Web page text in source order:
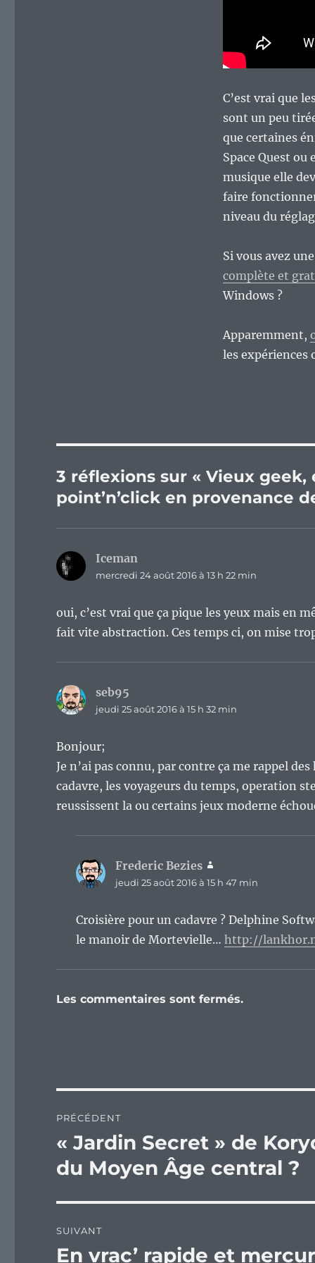
C’est vrai que
sont un peu
que certaines
Space Quest
musique elle
faire
niveau du
Si vous avez
complète et
Windows ?
Apparemment,
les expériences
3 réflexions sur « Vieux
point’n’click en provenance
Iceman
mercredi 24 août 2016 à 13 h 22 min
oui, c’est vrai que ça pique les yeux mais en
fait vite abstraction. Ces temps ci, on mise
seb95
jeudi 25 août 2016 à 15 h 32 min
Bonjour;
Je n’ai pas connu, par contre ça me rappel
cadavre, les voyageurs du temps, operation
reussissent la ou certains jeux moderne
Frederic Bezies
jeudi 25 août 2016 à 15 h 47 min
Croisière pour un cadavre ? Delphine
le manoir de Mortevielle…http://
Les commentaires sont fermés.
de
l’article
PRÉCÉDENT
Publication
précédente :
« Jardin Secret » de
du Moyen Âge central ?
SUIVANT
Publication
En vrac’ rapide et